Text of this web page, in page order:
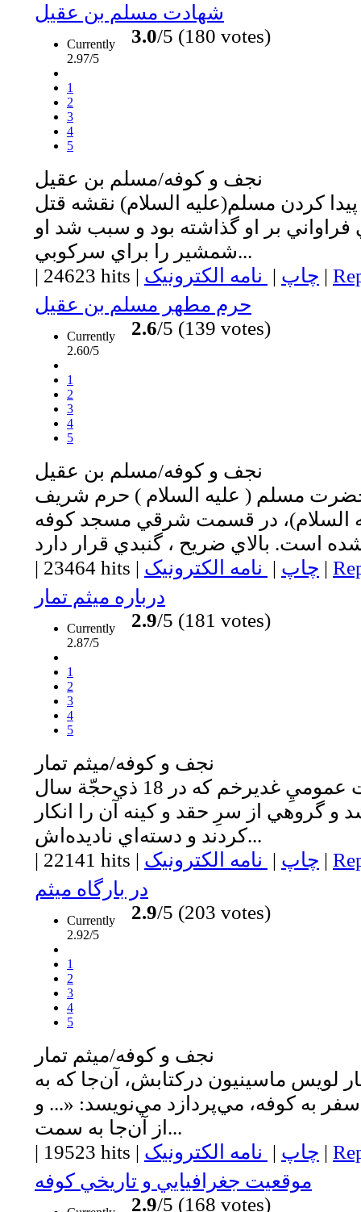
شهادت مسلم بن عقيل
Currently
2.97/5
1
2
3
4
5
3.0/5 (180 votes)
نجف و كوفه/مسلم بن عقيل
كردن مسلم(عليه السلام) نقشه قتل
فراواني بر او گذاشته بود و سبب شد او
شمشير را براي سركوبي...
| 24623 hits | چاپ | نامه الکترونیک |
حرم مطهر مسلم بن عقيل
Currently
2.60/5
1
2
3
4
5
2.6/5 (139 votes)
نجف و كوفه/مسلم بن عقيل
مسلم ( عليه السلام ) حرم شريف
در قسمت شرقي مسجد كوفه
| 23464 hits | چاپ | نامه الکترونیک |
درباره ميثم تمار
Currently
2.87/5
1
2
3
4
5
2.9/5 (181 votes)
نجف و كوفه/ميثم تمار
سال‌ها پس از بيعت عموميِ غديرخم که در 18 ذي‌حجّة سال
گروهي از سرِ حقد و کينه آن را انکار
کردند و دسته‌اي ناديده‌اش...
| 22141 hits | چاپ | نامه الکترونیک |
در بارگاه ميثم
Currently
2.92/5
1
2
3
4
5
2.9/5 (203 votes)
نجف و كوفه/ميثم تمار
لويس ماسينيون درکتابش، آن‌جا که به
به کوفه، مي‌پردازد مي‌نويسد: «... و
از آن‌جا به سمت...
| 19523 hits | چاپ | نامه الکترونیک |
موقعيت جغرافيايي و تاريخي كوفه
2.9/5 (168 votes)